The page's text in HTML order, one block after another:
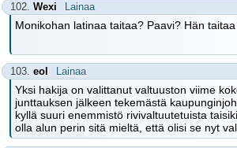
102. Wexi Lainaa
Monikohan latinaa taitaa? Paavi? Hän taitaa
103. eol Lainaa
Yksi hakija on valittanut valtuuston viime
junttauksen jälkeen tekemästä
kyllä suuri enemmistö rivivaltuutetuista
olla alun perin sitä mieltä, että olisi se nyt